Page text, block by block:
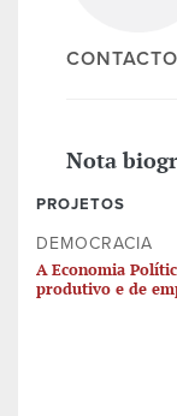
Nota
PROJETOS
DEMOCRACIA
A Economia
produtivo e de